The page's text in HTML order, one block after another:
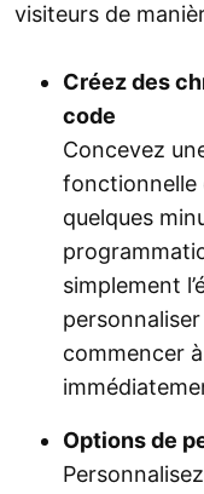
visiteurs de
Créez des
code
Concevez
fonctionnelle
quelques
simplement
commencer
Options de